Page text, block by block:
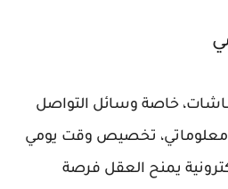
خاصة وسائل التواصل
معلوماتي، تخصيص وقت يومي
يمنح العقل فرصة